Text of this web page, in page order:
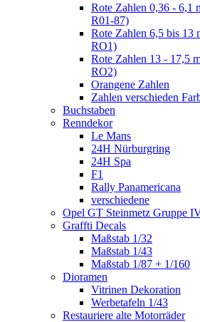
Rote Zahlen 0,36 - 6,1
R01-87)
Rote Zahlen 6,5 bis 13
RO1)
Rote Zahlen 13 - 17,5
RO2)
Orangene Zahlen
Zahlen verschieden
Buchstaben
Renndekor
Le Mans
24H Nürburgring
24H Spa
F1
Rally Panamericana
verschiedene
Opel GT Steinmetz Gruppe
Graffti Decals
Maßstab 1/32
Maßstab 1/43
Maßstab 1/87 + 1/160
Dioramen
Vitrinen Dekoration
Werbetafeln 1/43
Restauriere alte Motorräder